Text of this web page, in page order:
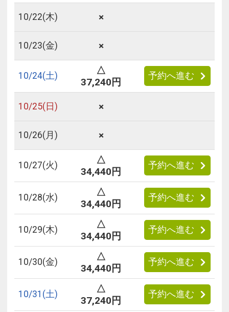
10/22(木) ×
10/23(金) ×
10/24(土)
△
37,240円
予約へ進む
10/25(日) ×
10/26(月) ×
10/27(火)
△
34,440円
予約へ進む
10/28(水)
△
34,440円
予約へ進む
10/29(木)
△
34,440円
予約へ進む
10/30(金)
△
34,440円
予約へ進む
10/31 (土)
△
37,240円
予約へ進む